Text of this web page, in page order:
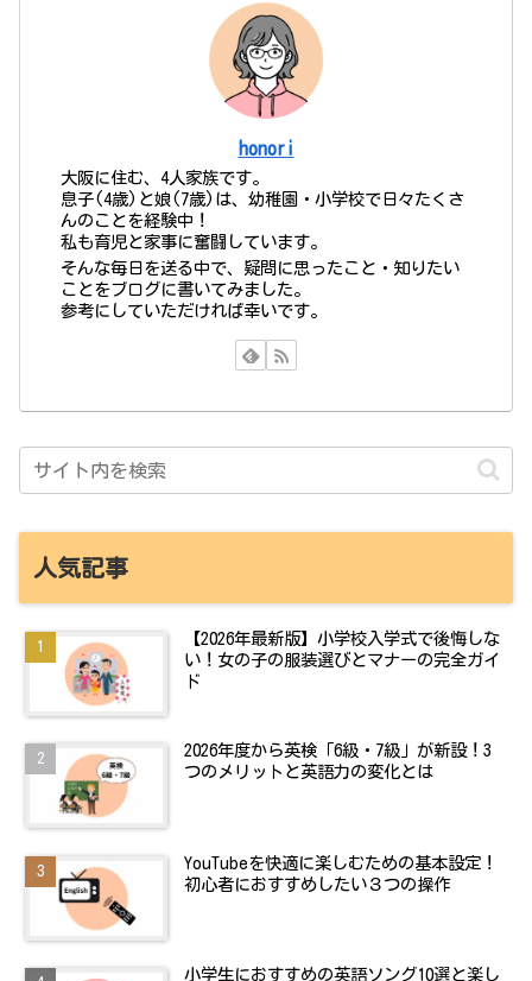
honori
大阪に住む、4人家族です。
息子(4歳)と娘(7歳)は、幼稚園・小学校で日々たくさ
んのことを経験中！
私も育児と家事に奮闘しています。
そんな毎日を送る中で、疑問に思ったこと・知りたい
ことをブログに書いてみました。
参考にしていただければ幸いです。
人気記事
【2026年最新版】小学校入学式で後悔しな
い！女の子の服装選びとマナーの完全ガイ
ド
2026年度から英検「6級・7級」が新設！3
つのメリットと英語力の変化とは
YouTubeを快適に楽しむための基本設定！
初心者におすすめしたい３つの操作
小学生におすすめの英語ソング10選と楽し